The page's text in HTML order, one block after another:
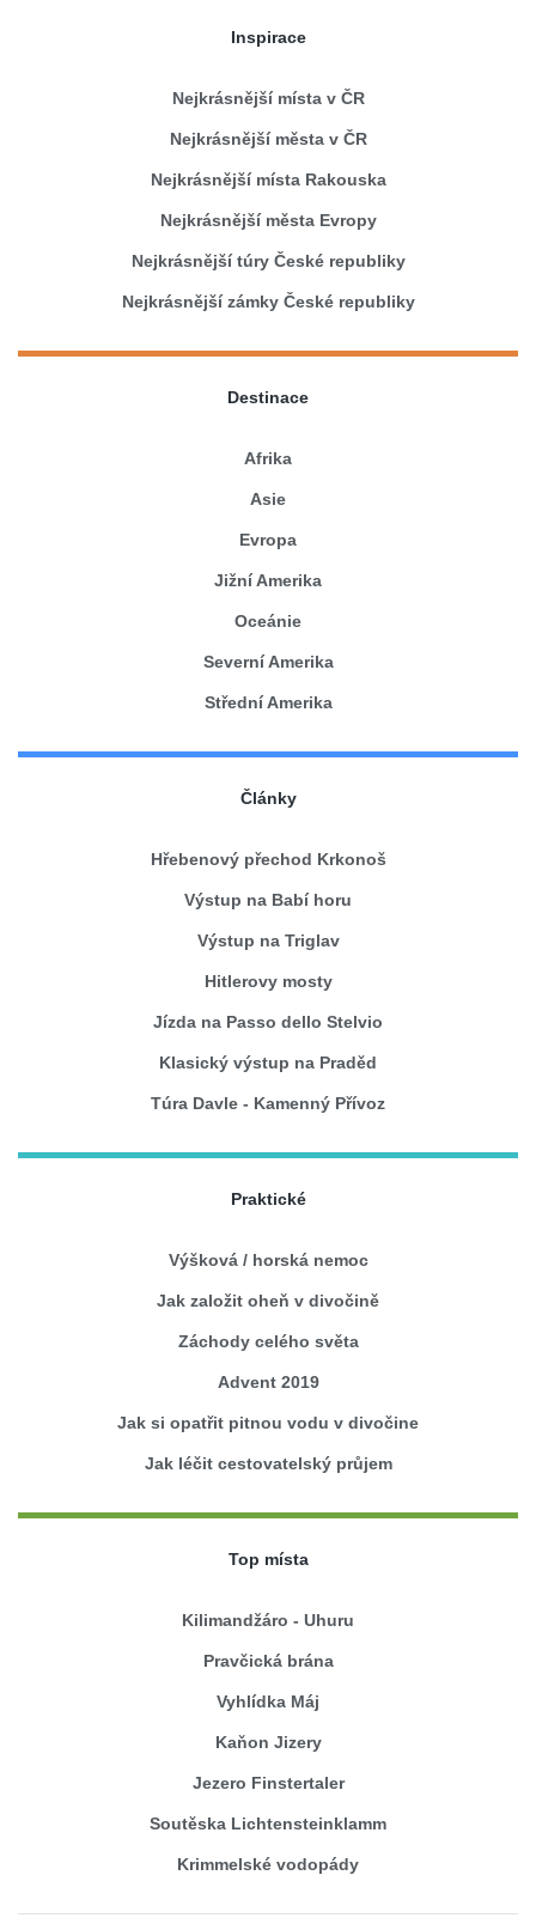
Inspirace
Nejkrásnější místa v ČR
Nejkrásnější města v ČR
Nejkrásnější místa Rakouska
Nejkrásnější města Evropy
Nejkrásnější túry České republiky
Nejkrásnější zámky České republiky
Destinace
Afrika
Asie
Evropa
Jižní Amerika
Oceánie
Severní Amerika
Střední Amerika
Články
Hřebenový přechod Krkonoš
Výstup na Babí horu
Výstup na Triglav
Hitlerovy mosty
Jízda na Passo dello Stelvio
Klasický výstup na Praděd
Túra Davle - Kamenný Přívoz
Praktické
Výšková / horská nemoc
Jak založit oheň v divočině
Záchody celého světa
Advent 2019
Jak si opatřit pitnou vodu v divočine
Jak léčit cestovatelský průjem
Top místa
Kilimandžáro - Uhuru
Pravčická brána
Vyhlídka Máj
Kaňon Jizery
Jezero Finstertaler
Soutěska Lichtensteinklamm
Krimmelské vodopády